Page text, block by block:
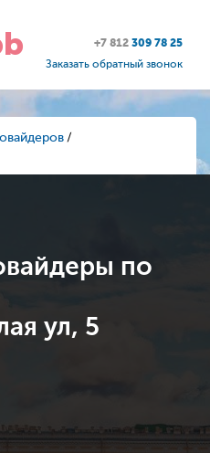
+7 812 309 78 25
Заказать обратный звонок
по
ул, 5